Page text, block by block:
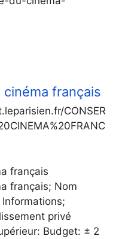
français
CONSER
français
français; Nom
privé
Budget: ± 2